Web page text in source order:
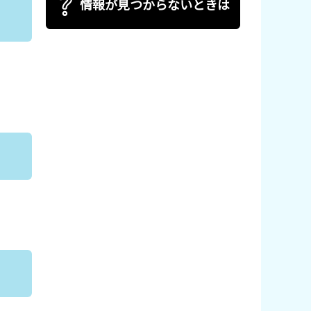
情報が見つからないときは